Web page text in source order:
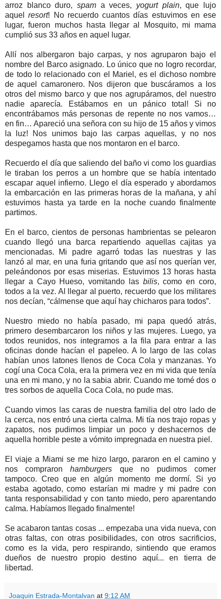
arroz blanco duro, spam a veces, yogurt plain, que lujo
aquelresort! No recuerdo cuantos días estuvimos en ese
lugar, fueron muchos hasta llegar al Mosquito, mi mama
cumplió sus 33 años en aquel lugar.
Allí nos albergaron bajo carpas, y nos agruparon bajo el
nombre del Barco asignado. Lo único que no logro recordar,
de todo lo relacionado con el Mariel, es el dichoso nombre
de aquel camaronero. Nos dijeron que buscáramos a los
otros del mismo barco y que nos agrupáramos, del nuestro
nadie aparecía. Estábamos en un pánico total! Si no
encontrábamos más personas de repente no nos vamos…
en fin… Apareció una señora con su hijo de 15 años y vimos
la luz! Nos unimos bajo las carpas aquellas, y no nos
despegamos hasta que nos montaron en el barco.
Recuerdo el día que saliendo del baño vi como los guardias
le tiraban los perros a un hombre que se había intentado
escapar aquel infierno. Llego el día esperado y abordamos
la embarcación en las primeras horas de la mañana, y ahí
estuvimos hasta ya tarde en la noche cuando finalmente
partimos.
En el barco, cientos de personas hambrientas se pelearon
cuando llegó una barca repartiendo aquellas cajitas ya
mencionadas. Mi padre agarró todas las nuestras y las
lanzó al mar, en una furia gritando que así nos querían ver,
peleándonos por esas miserias. Estuvimos 13 horas hasta
llegar a Cayo Hueso, vomitando las bilis, como en coro,
todos a la vez. Al llegar al puerto, recuerdo que los militares
nos decían, “cálmense que aquí hay chicharos para todos”.
Nuestro miedo no había pasado, mi papa quedó atrás,
primero desembarcaron los niños y las mujeres. Luego, ya
todos reunidos, nos integramos a la fila para entrar a las
oficinas donde hacían el papeleo. A lo largo de las colas
habían unos latones llenos de Coca Cola y manzanas. Yo
cogí una Coca Cola, era la primera vez en mi vida que tenía
una en mi mano, y no la sabia abrir. Cuando me tomé dos o
tres sorbos de aquella Coca Cola, no pude mas.
Cuando vimos las caras de nuestra familia del otro lado de
la cerca, nos entró una cierta calma. Mi tía nos trajo ropas y
zapatos, nos pudimos limpiar un poco y deshacernos de
aquella horrible peste a vómito impregnada en nuestra piel.
El viaje a Miami se me hizo largo, pararon en el camino y
nos compraronhamburgers que no pudimos comer
tampoco. Creo que en algún momento me dormí. Si yo
estaba agotado, como estarían mi madre y mi padre con
tanta responsabilidad y con tanto miedo, pero aparentando
calma. Habíamos llegado finalmente!
Se acabaron tantas cosas ... empezaba una vida nueva, con
otras faltas, con otras posibilidades, con otros sacrificios,
como es la vida, pero respirando, sintiendo que eramos
dueños de nuestro propio destino aquí... en tierra de
libertad.
Joaquin Estrada-Montalvan at 9:12 AM